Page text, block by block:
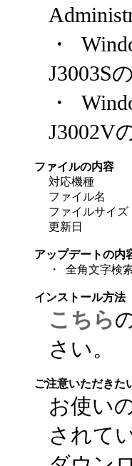
・
J3003S
・
J3002V
ファイルの内容
対応機種
ファイル名
ファイルサイズ
更新日
アップデートの内
・ 全角文字検
インストール方法
こちら
さい。
ご注意いただきた
お使い
されて